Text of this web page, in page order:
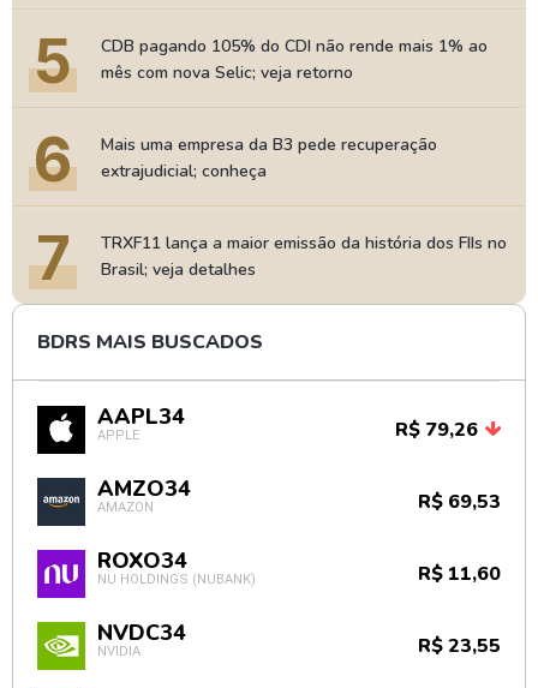
5
CDB pagando 105% do CDI não rende mais 1% ao
mês com nova Selic; veja retorno
6
Mais uma empresa da B3 pede recuperação
extrajudicial; conheça
7
TRXF11 lança a maior emissão da história dos FIIs no
Brasil; veja detalhes
BDRS MAIS BUSCADOS
AAPL34
APPLE R$ 79,26
AMZO34
AMAZON R$ 69,53
ROXO34
NU HOLDINGS (NUBANK) R$ 11,60
NVDC34
NVIDIA R$ 23,55